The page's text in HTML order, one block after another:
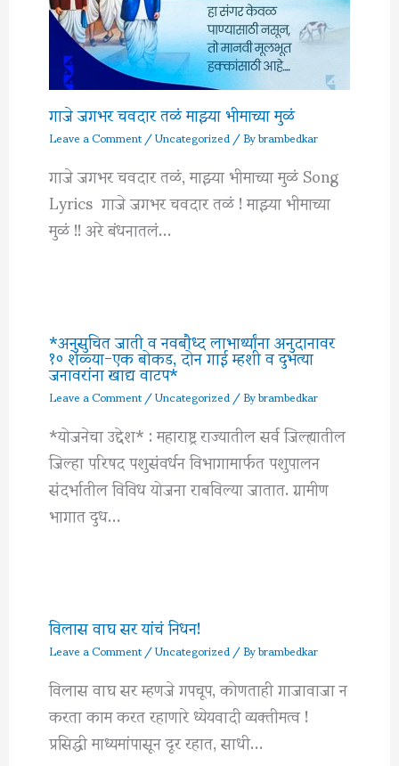
गाजे जगभर चवदार तळं माझ्या भीमाच्या मुळं
Leave a Comment/Uncategorized/ Bybrambedkar
गाजे जगभर चवदार तळं, माझ्या भीमाच्या मुळं Song
Lyrics गाजे जगभर चवदार तळं ! माझ्या भीमाच्या
मुळं !! अरे बंधनातलं…
*अनुसुचित जाती व नवबौध्द लाभार्थ्यांना अनुदानावर
१० शेळ्या-एक बोकड, दोन गाई म्हशी व दुभत्या
जनावरांना खाद्य वाटप*
Leave a Comment/Uncategorized/ Bybrambedkar
*योजनेचा उद्देश* : महाराष्ट्र राज्यातील सर्व जिल्ह्यातील
जिल्हा परिषद पशुसंवर्धन विभागामार्फत पशुपालन
संदर्भातील विविध योजना राबविल्या जातात. ग्रामीण
भागात दुध…
विलास वाघ सर यांचं निधन!
Leave a Comment/Uncategorized/ Bybrambedkar
विलास वाघ सर म्हणजे गपचूप, कोणताही गाजावाजा न
करता काम करत रहाणारे ध्येयवादी व्यक्तीमत्व !
प्रसिद्धी माध्यमांपासून दूर रहात, साधी…